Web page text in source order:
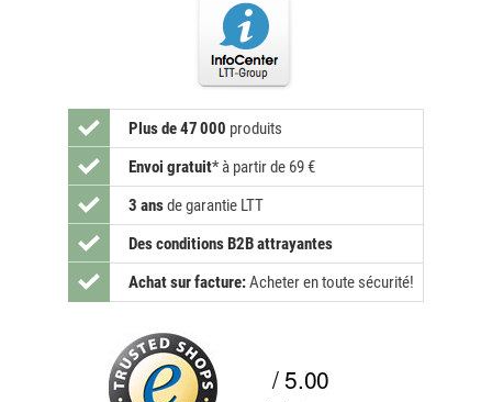
Plus de 47 000 produits
Envoi gratuit* à partir de 69 €
3 ansde garantie LTT
Des conditions B2B attrayantes
Achat sur facture:Acheter en toute sécurité!
/ 5.00